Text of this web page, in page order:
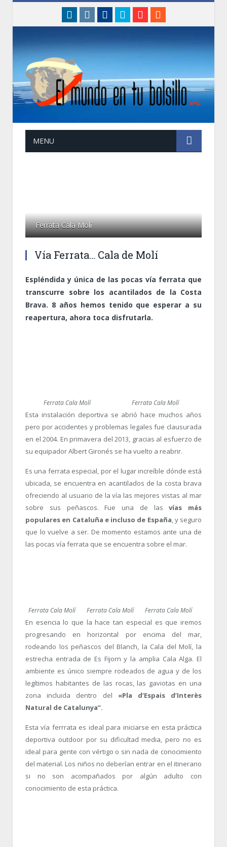
linkedininstagram
Facebook
TwitterGoogle+
MENU
Ferrata Cala Molí
Vía Ferrata… Cala de Molí
Espléndida y única de las pocas vía ferrata que
transcurre sobre los acantilados de la Costa
Brava. 8 años hemos tenido que esperar a su
reapertura, ahora toca disfrutarla.
Ferrata Cala Molí Ferrata Cala Molí
Esta instalación deportiva se abrió hace muchos años
pero por accidentes y problemas legales fue clausurada
en el 2004. En primavera del 2013, gracias al esfuerzo de
su equipador Albert Gironés se ha vuelto a reabrir.
Es una ferrata especial, por el lugar increíble dónde está
ubicada, se encuentra en acantilados de la costa brava
ofreciendo al usuario de la vía las mejores vistas al mar
sobre sus peñascos. Fue una de lasvías más
populares en Cataluña e incluso de España, y seguro
que lo vuelve a ser. De momento estamos ante una de
las pocas vía ferrata que se encuentra sobre el mar.
Ferrata Cala Molí Ferrata Cala Molí Ferrata Cala Molí
En esencia lo que la hace tan especial es que iremos
progresando en horizontal por encima del mar,
rodeando los peñascos del Blanch, la Cala del Molí, la
estrecha entrada de Es Fijorn y la amplia Cala Alga. El
ambiente es único siempre rodeados de agua y de los
legítimos habitantes de las rocas, las gaviotas en una
zona incluida dentro del «Pla d’Espais d’Interès
Natural de Catalunya”.
Esta vía ferrrata es ideal para iniciarse en esta práctica
deportiva outdoor por su dificultad media, pero no es
ideal para gente con vértigo o sin nada de conocimiento
del material. Los niños no deberían entrar en el itinerario
si no son acompañados por algún adulto con
conocimiento de esta práctica.